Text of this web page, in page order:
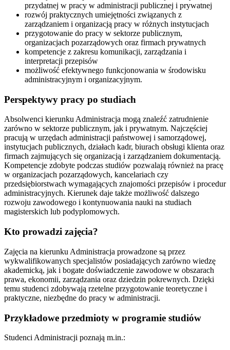
przydatnej w pracy w administracji publicznej i prywatnej
rozwój praktycznych umiejętności związanych z
zarządzaniem i organizacją pracy w różnych instytucjach
przygotowanie do pracy w sektorze publicznym,
organizacjach pozarządowych oraz firmach prywatnych
kompetencje z zakresu komunikacji, zarządzania i
interpretacji przepisów
możliwość efektywnego funkcjonowania w środowisku
administracyjnym i organizacyjnym.
Perspektywy pracy po studiach
Absolwenci kierunku Administracja mogą znaleźć zatrudnienie
zarówno w sektorze publicznym, jak i prywatnym. Najczęściej
pracują w urzędach administracji państwowej i samorządowej,
instytucjach publicznych, działach kadr, biurach obsługi klienta oraz
firmach zajmujących się organizacją i zarządzaniem dokumentacją.
Kompetencje zdobyte podczas studiów pozwalają również na pracę
w organizacjach pozarządowych, kancelariach czy
przedsiębiorstwach wymagających znajomości przepisów i procedur
administracyjnych. Kierunek daje także możliwość dalszego
rozwoju zawodowego i kontynuowania nauki na studiach
magisterskich lub podyplomowych.
Kto prowadzi zajęcia?
Zajęcia na kierunku Administracja prowadzone są przez
wykwalifikowanych specjalistów posiadających zarówno wiedzę
akademicką, jak i bogate doświadczenie zawodowe w obszarach
prawa, ekonomii, zarządzania oraz dziedzin pokrewnych. Dzięki
temu studenci zdobywają rzetelne przygotowanie teoretyczne i
praktyczne, niezbędne do pracy w administracji.
Przykładowe przedmioty w programie studiów
Studenci Administracji poznają m.in.: